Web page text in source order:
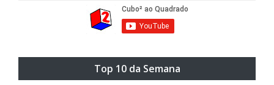
Top 10 da Semana